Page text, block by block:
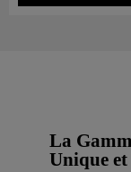
La
Unique